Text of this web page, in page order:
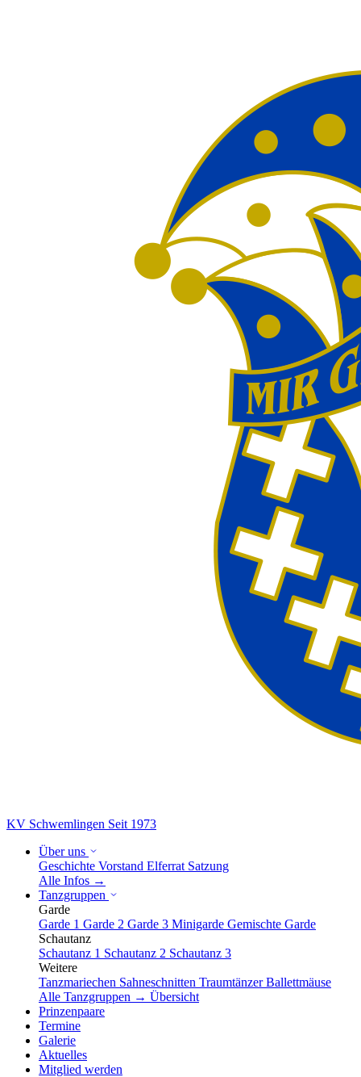
KV Schwemlingen Seit 1973
Über uns
Geschichte Vorstand Elferrat Satzung
Alle Infos →
Tanzgruppen
Garde
Garde 1 Garde 2 Garde 3 Minigarde Gemischte Garde
Schautanz
Schautanz 1 Schautanz 2 Schautanz 3
Weitere
Tanzmariechen Sahneschnitten TraumtänzerBallettmäuse
Alle Tanzgruppen → Übersicht
Prinzenpaare
Termine
Galerie
Aktuelles
Mitglied werden